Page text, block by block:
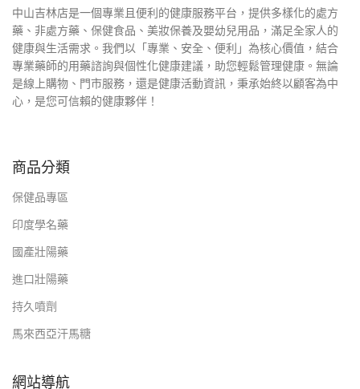
中山吉林店是一個專業且便利的健康服務平台，提供多樣化的處方
藥、非處方藥、保健食品、美妝保養及嬰幼兒用品，滿足全家人的
健康與生活需求。我們以「專業、安全、便利」為核心價值，結合
專業藥師的用藥諮詢與個性化健康建議，助您輕鬆管理健康。無論
是線上購物、門市服務，還是健康活動資訊，秉承始終以顧客為中
心，是您可信賴的健康夥伴！
商品分類
保健品專區
印度學名藥
國產壯陽藥
進口壯陽藥
持久噴劑
馬來西亞汗馬糖
網站導航